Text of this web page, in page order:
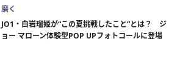
磨く
JO1・白岩瑠姫が“この夏挑戦したこと”とは？ ジ
ョー マローン体験型POP UPフォトコールに登場